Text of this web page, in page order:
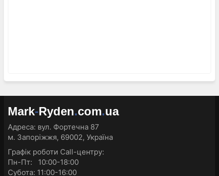
Mark-Ryden.com.ua
Адреса: вул. Фортечна 87
м. Запоріжжя, 69002, Україна
Графік роботи Call-центру:
Пн-Пт: 10:00-18:00
Субота: 11:00-16:00